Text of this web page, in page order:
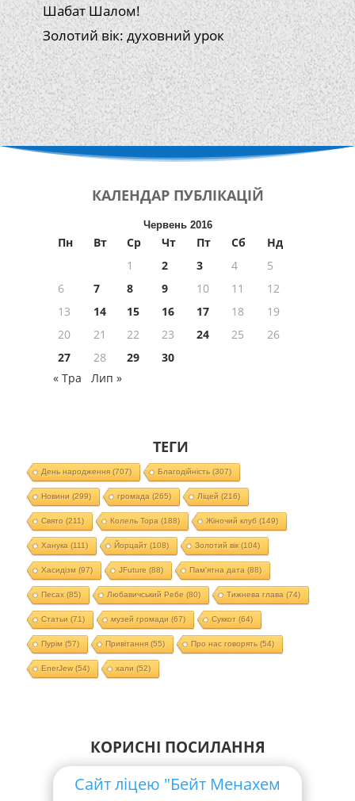
Шабат Шалом!
Золотий вік: духовний урок
КАЛЕНДАР ПУБЛІКАЦІЙ
Червень 2016
Пн Вт Ср Чт Пт Сб
Нд
1
2 3 4
5
6
7 8 9 10 11
12
13
14 15 16 17 18
19
20
21 22 23 24 25
26
27
28 29
30
« Тра
Лип »
ТЕГИ
День народження(707) Благодійність (307)
Новини (299) громада (265) Ліцей (216)
Свято (211) Колель Тора (188) Жіночий клуб (149)
Ханука (111) Йорцайт (108) Золотий вік(104)
Хасидізм (97) JFuture (88) Пам'ятна дата (88)
Песах(85) Любавичський Ребе (80) Тижнева глава (74)
Статьи (71) музей громади (67) Суккот (64)
Пурім (57) Привітання(55) Про нас говорять (54)
EnerJew(54) хали (52)
КОРИСНІ ПОСИЛАННЯ
Сайт ліцею "Бейт Менахем